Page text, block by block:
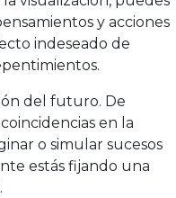
y acciones
indeseado de
del futuro. De
en la
o simular sucesos
estás fijando una